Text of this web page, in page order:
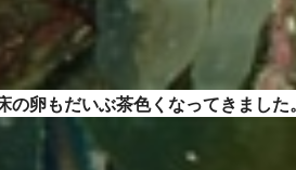
の卵もだいぶ茶色くなってきました